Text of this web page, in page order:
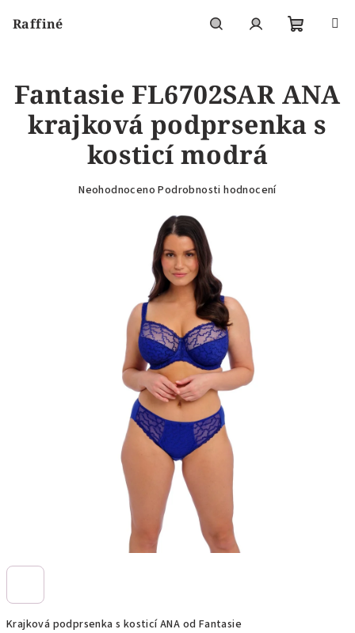
Raffiné
košík
Krajková podprsenka s kosticí ANA od Fantasie
Fantasie FL6702SAR ANA
krajková podprsenka s
kosticí modrá
Průměrné
Neohodnoceno Podrobnosti hodnocení